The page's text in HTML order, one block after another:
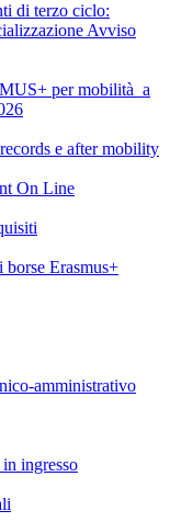
di terzo ciclo:
Avviso
per mobilità a
e after mobility
On Line
Erasmus+
amministrativo
ingresso